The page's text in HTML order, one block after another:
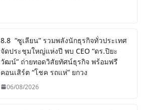
8.8 “ซูเลียน” รวมพลังนักธุรกิจทั่วประเทศ
จัดประชุมใหญ่แห่งปี พบ CEO “ดร.ปิยะ
วัฒน์” ถ่ายทอดวิสัยทัศน์ธุรกิจ พร้อมฟรี
คอนเสิร์ต “โชค รถแห่” ยกวง
06/08/2026